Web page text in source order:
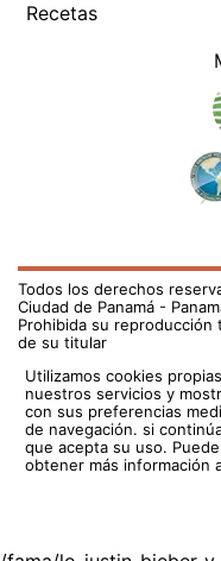
Recetas
Todos los derechos
Ciudad de Panamá -
Prohibida su
de su titular
Utilizamos cookies
nuestros servicios y
con sus preferencias
de navegación. si
que acepta su uso.
obtener más información